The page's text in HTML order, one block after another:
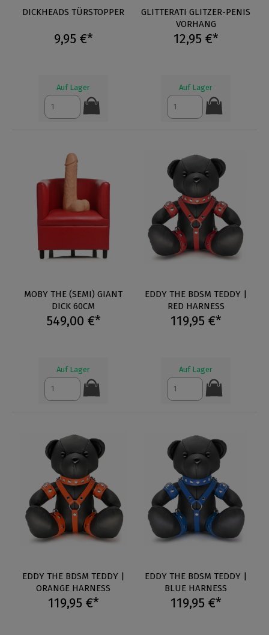
DICKHEADS TÜRSTOPPER
9,95 €*
Auf Lager
GLITTERATI GLITZER-PENIS
VORHANG
12,95 €*
Auf Lager
MOBY THE (SEMI) GIANT
DICK 60CM
549,00 €*
Auf Lager
EDDY THE BDSM TEDDY |
RED HARNESS
119,95 €*
Auf Lager
EDDY THE BDSM TEDDY |
ORANGE HARNESS
119,95 €*
EDDY THE BDSM TEDDY |
BLUE HARNESS
119,95 €*